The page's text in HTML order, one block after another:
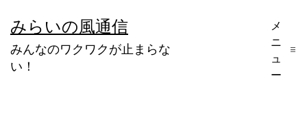
ン
テ
みらいの風通信
みんなのワクワクが止まらな
い！
メ
ニ
ュ
ー